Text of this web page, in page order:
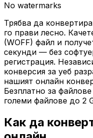
No watermarks
Трябва да
го прави лесно.
(WOFF) файл и
секунди — без
регистрация.
конверсия за уеб
нашият онлайн
Безплатно за
големи файлове до 2
Как да